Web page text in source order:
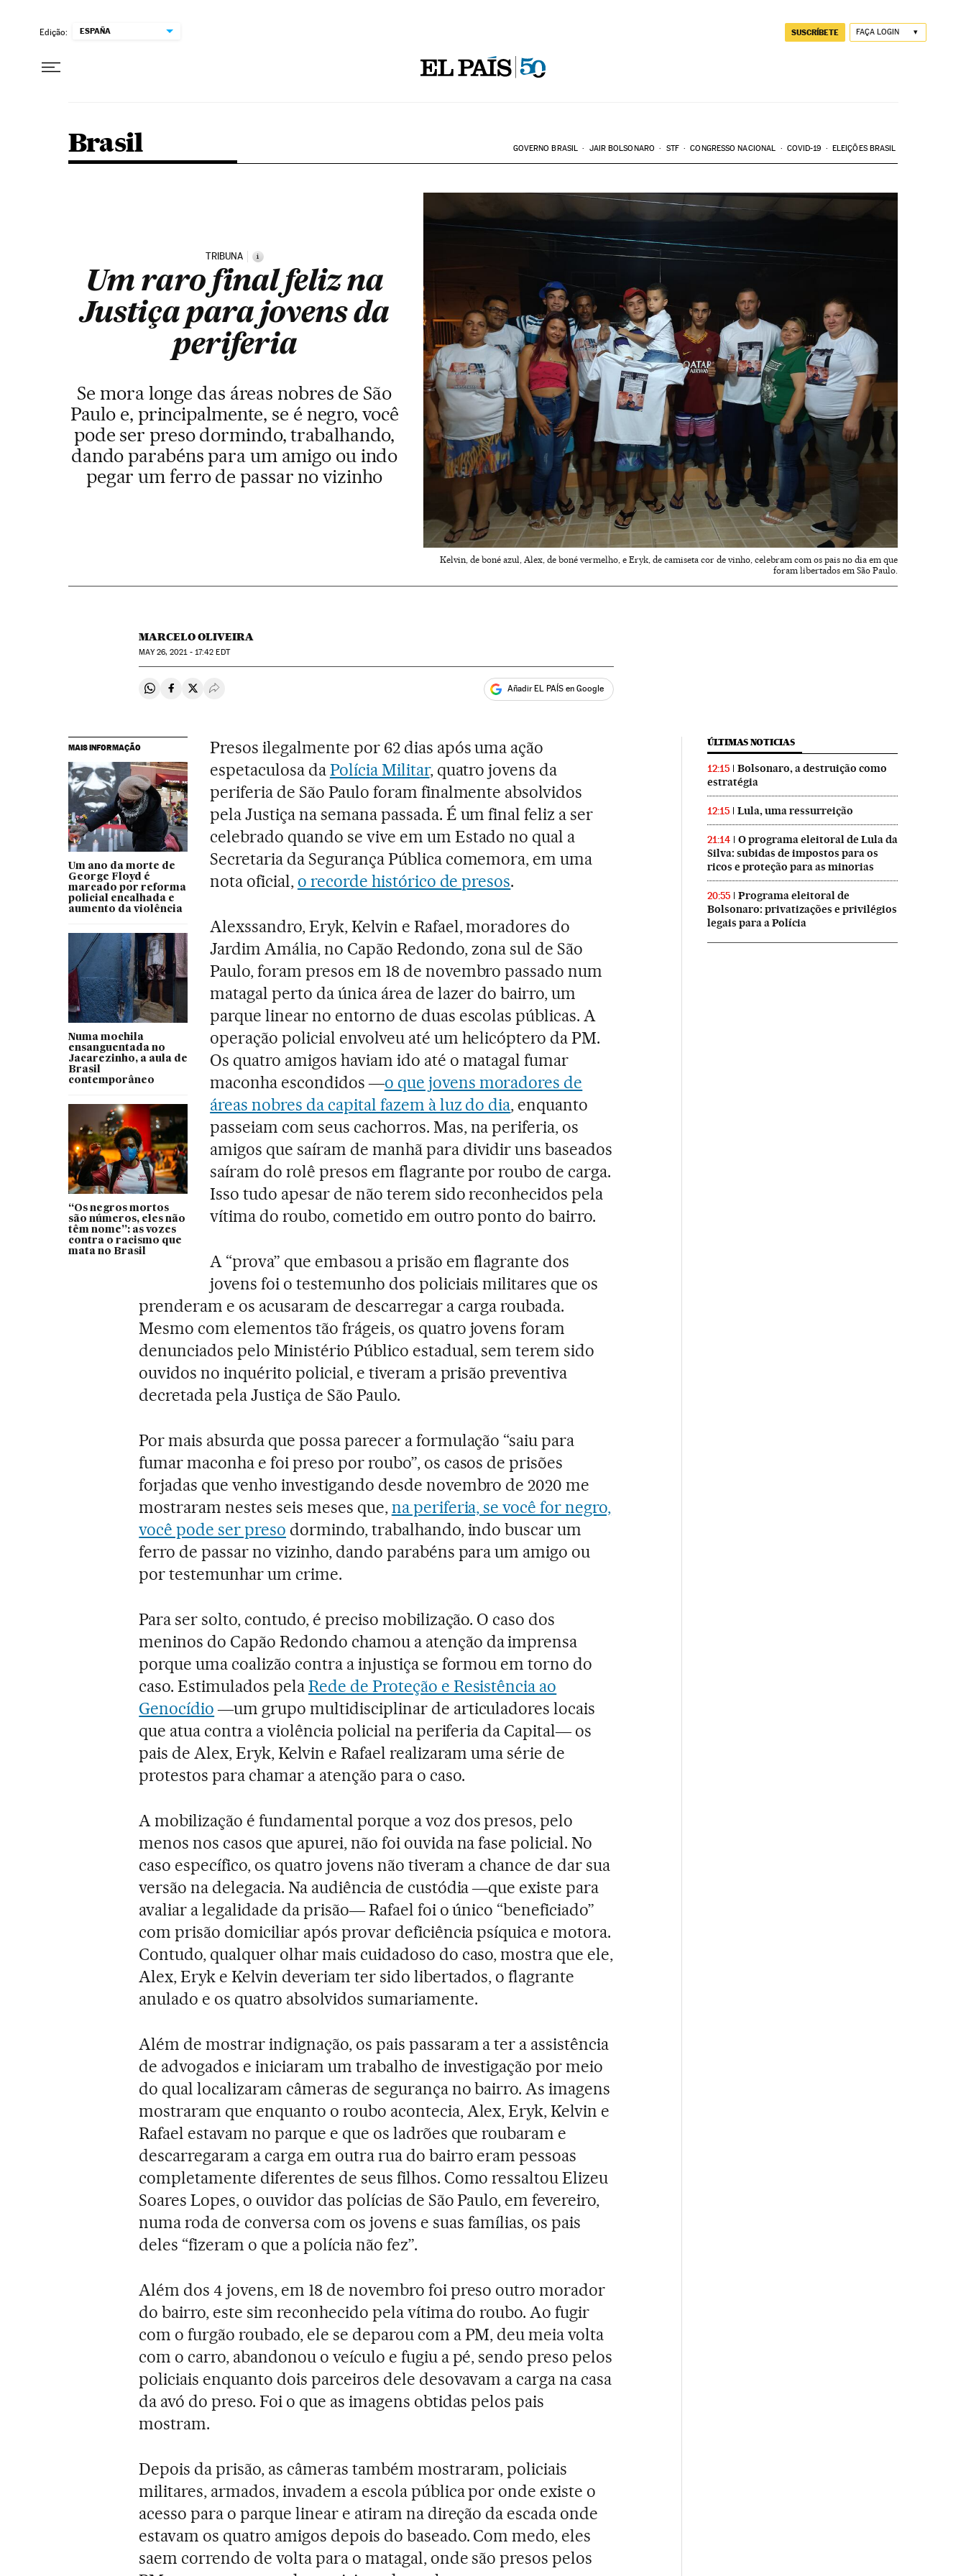
Edição: ESPAÑA SUSCRÍBETE FAÇA LOGIN
Brasil GOVERNO BRASIL JAIR BOLSONARO STF CONGRESSO NACIONAL COVID-19 ELEIÇÕES BRASIL
TRIBUNA i
Um raro final feliz na
Justiça para jovens da
periferia
Se mora longe das áreas nobres de São
Paulo e, principalmente, se é negro, você
pode ser preso dormindo, trabalhando,
dando parabéns para um amigo ou indo
pegar um ferro de passar no vizinho
Kelvin, de boné azul, Alex, de boné vermelho, e Eryk, de camiseta cor de vinho, celebram com os pais no dia em que
foram libertados em São Paulo.
MARCELO OLIVEIRA
MAY26, 2021 - 17:42 EDT
Compartir en Whatsapp
Compartir en Facebook
Compartir en Twitter
Desplegar Redes Sociales Añadir EL PAÍS en Google
MAIS INFORMAÇÃO
Um ano da morte de
George Floyd é
marcado por reforma
policial encalhada e
aumento da violência
Numa mochila
ensanguentada no
Jacarezinho, a aula de
Brasil
contemporâneo
“Os negros mortos
são números, eles não
têm nome”: as vozes
contra o racismo que
mata no Brasil
Presos ilegalmente por 62 dias após uma ação
espetaculosa daPolícia Militar, quatro jovens da
periferia de São Paulo foram finalmente absolvidos
pela Justiça na semana passada. É um final feliz a ser
celebrado quando se vive em um Estado no qual a
Secretaria da Segurança Pública comemora, em uma
nota oficial, o recorde histórico de presos.
Alexssandro, Eryk, Kelvin e Rafael, moradores do
Jardim Amália, no Capão Redondo, zona sul de São
Paulo, foram presos em 18 de novembro passado num
matagal perto da única área de lazer do bairro, um
parque linear no entorno de duas escolas públicas. A
operação policial envolveu até um helicóptero da PM.
Os quatro amigos haviam ido até o matagal fumar
maconha escondidos ―o que jovens moradores de
áreas nobres da capital fazem à luz do dia, enquanto
passeiam com seus cachorros. Mas, na periferia, os
amigos que saíram de manhã para dividir uns baseados
saíram do rolê presos em flagrante por roubo de carga.
Isso tudo apesar de não terem sido reconhecidos pela
vítima do roubo, cometido em outro ponto do bairro.
A “prova” que embasou a prisão em flagrante dos
jovens foi o testemunho dos policiais militares que os
prenderam e os acusaram de descarregar a carga roubada.
Mesmo com elementos tão frágeis, os quatro jovens foram
denunciados pelo Ministério Público estadual, sem terem sido
ouvidos no inquérito policial, e tiveram a prisão preventiva
decretada pela Justiça de São Paulo.
Por mais absurda que possa parecer a formulação “saiu para
fumar maconha e foi preso por roubo”, os casos de prisões
forjadas que venho investigando desde novembro de 2020 me
mostraram nestes seis meses que,na periferia, se você for negro,
você pode ser preso dormindo, trabalhando, indo buscar um
ferro de passar no vizinho, dando parabéns para um amigo ou
por testemunhar um crime.
Para ser solto, contudo, é preciso mobilização. O caso dos
meninos do Capão Redondo chamou a atenção da imprensa
porque uma coalizão contra a injustiça se formou em torno do
caso. Estimulados pelaRede de Proteção e Resistência ao
Genocídio―um grupo multidisciplinar de articuladores locais
que atua contra a violência policial na periferia da Capital― os
pais de Alex, Eryk, Kelvin e Rafael realizaram uma série de
protestos para chamar a atenção para o caso.
A mobilização é fundamental porque a voz dos presos, pelo
menos nos casos que apurei, não foi ouvida na fase policial. No
caso específico, os quatro jovens não tiveram a chance de dar sua
versão na delegacia. Na audiência de custódia ―que existe para
avaliar a legalidade da prisão― Rafael foi o único “beneficiado”
com prisão domiciliar após provar deficiência psíquica e motora.
Contudo, qualquer olhar mais cuidadoso do caso, mostra que ele,
Alex, Eryk e Kelvin deveriam ter sido libertados, o flagrante
anulado e os quatro absolvidos sumariamente.
Além de mostrar indignação, os pais passaram a ter a assistência
de advogados e iniciaram um trabalho de investigação por meio
do qual localizaram câmeras de segurança no bairro. As imagens
mostraram que enquanto o roubo acontecia, Alex, Eryk, Kelvin e
Rafael estavam no parque e que os ladrões que roubaram e
descarregaram a carga em outra rua do bairro eram pessoas
completamente diferentes de seus filhos. Como ressaltou Elizeu
Soares Lopes, o ouvidor das polícias de São Paulo, em fevereiro,
numa roda de conversa com os jovens e suas famílias, os pais
deles “fizeram o que a polícia não fez”.
Além dos 4 jovens, em 18 de novembro foi preso outro morador
do bairro, este sim reconhecido pela vítima do roubo. Ao fugir
com o furgão roubado, ele se deparou com a PM, deu meia volta
com o carro, abandonou o veículo e fugiu a pé, sendo preso pelos
policiais enquanto dois parceiros dele desovavam a carga na casa
da avó do preso. Foi o que as imagens obtidas pelos pais
mostram.
Depois da prisão, as câmeras também mostraram, policiais
militares, armados, invadem a escola pública por onde existe o
acesso para o parque linear e atiram na direção da escada onde
estavam os quatro amigos depois do baseado. Com medo, eles
saem correndo de volta para o matagal, onde são presos pelos
ÚLTIMAS NOTICIAS
12:15
Bolsonaro, a destruição como
estratégia
12:15 Lula, uma ressurreição
21:14
O programa eleitoral de Lula da
Silva: subidas de impostos para os
ricos e proteção para as minorias
20:55
Programa eleitoral de
Bolsonaro: privatizações e privilégios
legais para a Polícia